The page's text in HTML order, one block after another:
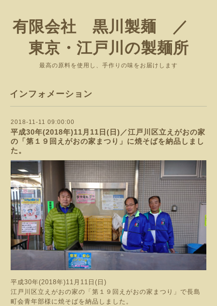
有限会社 黒川製麺 ／
東京・江戸川の製麺所
最高の原料を使用し、手作りの味をお届けします
インフォメーション
2018-11-11 09:00:00
平成30年(2018年)11月11日(日)／江戸川区立えがおの家
の「第１９回えがおの家まつり」に焼そばを納品しまし
た。
平成30年(2018年)11月11日(日)
江戸川区立えがおの家の「第１９回えがおの家まつり」で長島
町会青年部様に焼そばを納品しました。